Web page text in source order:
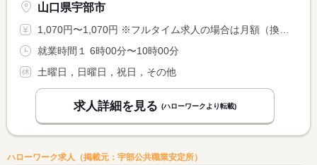
山口県宇部市
1,070円〜1,070円 ※フルタイム求人の場合は月額（換算額）、パート求人の場合は時間額を表示しています。
就業時間１ 6時00分〜10時00分
土曜日，日曜日，祝日，その他
求人詳細を見る (ハローワークより転載)
ハローワーク求人（掲載元：宇部公共職業安定所）